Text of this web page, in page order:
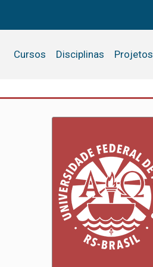
Cursos Disciplinas Projetos